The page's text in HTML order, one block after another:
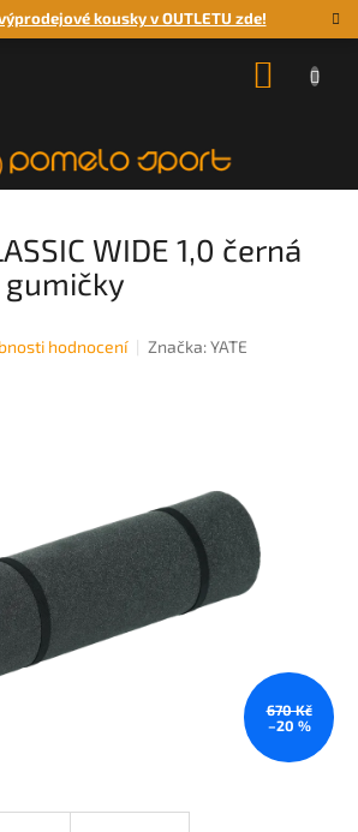
kousky v OUTLETU zde!
WIDE 1,0 černá
gumičky
hodnocení Značka:YATE
670 Kč
–20 %